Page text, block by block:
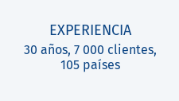
EXPERIENCIA
30 años, 7 000 clientes,
105 países